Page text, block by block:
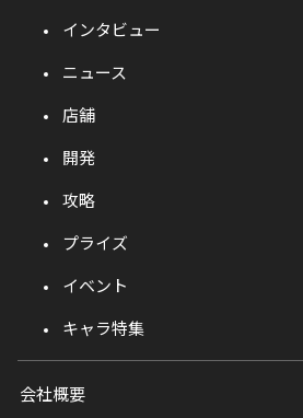
インタビュー
ニュース
店舗
開発
攻略
プライズ
イベント
キャラ特集
会社概要